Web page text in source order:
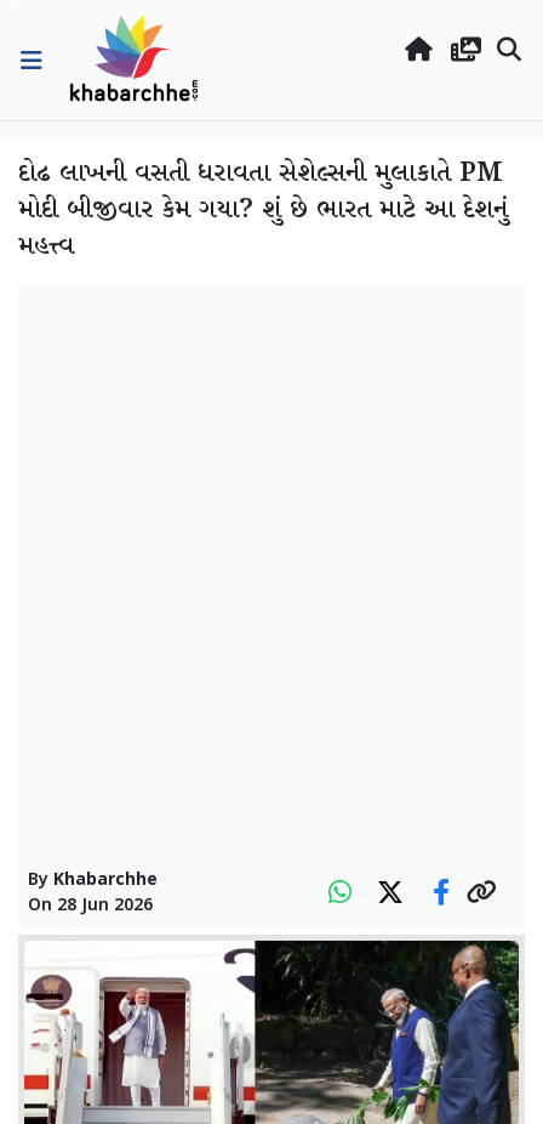
દોઢ લાખની વસતી ધરાવતા સેશેલ્સની મુલાકાતે PM
મોદી બીજીવાર કેમ ગયા? શું છે ભારત માટે આ દેશનું
મહત્ત્વ
By Khabarchhe
On 28 Jun 2026